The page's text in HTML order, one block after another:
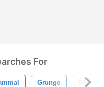
For
Grunge Design